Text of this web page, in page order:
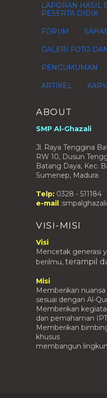
LAPORAN HASIL
PESERTA DIDIK
FORUM
GALERI FOTO
PENGUMUMAN
ARTIKEL
ABOUT
SMP Al-Ghazali
Jl. Raya Tenggina
RW 10, Dusun
Batang Daya, Kec.
Sumenep, Madura
Telp: 0328 - 511184
e-mail
VISI-MISI
Visi
Mencetak generasi
berilmu, terampil
Misi
Memberikan
sesuai dengan Al-
Memberikan
dan pemahaman
Memberikan
khusus
membangun